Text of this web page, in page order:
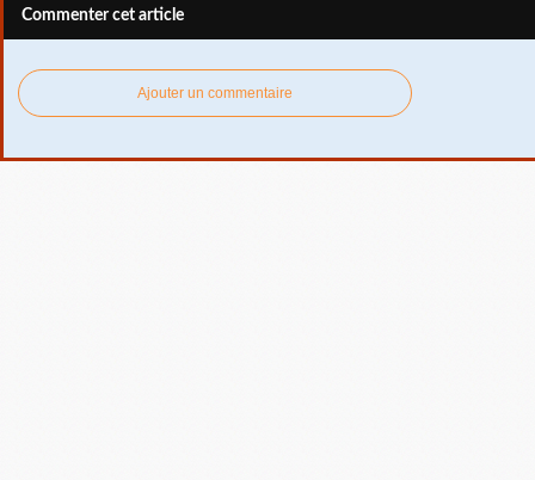
Commenter cet article
Ajouter un commentaire